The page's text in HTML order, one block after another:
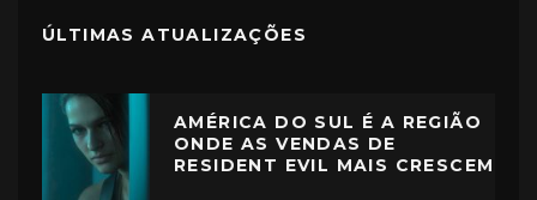
ÚLTIMAS ATUALIZAÇÕES
AMÉRICA DO SUL É A REGIÃO
ONDE AS VENDAS DE
RESIDENT EVIL MAIS CRESCEM